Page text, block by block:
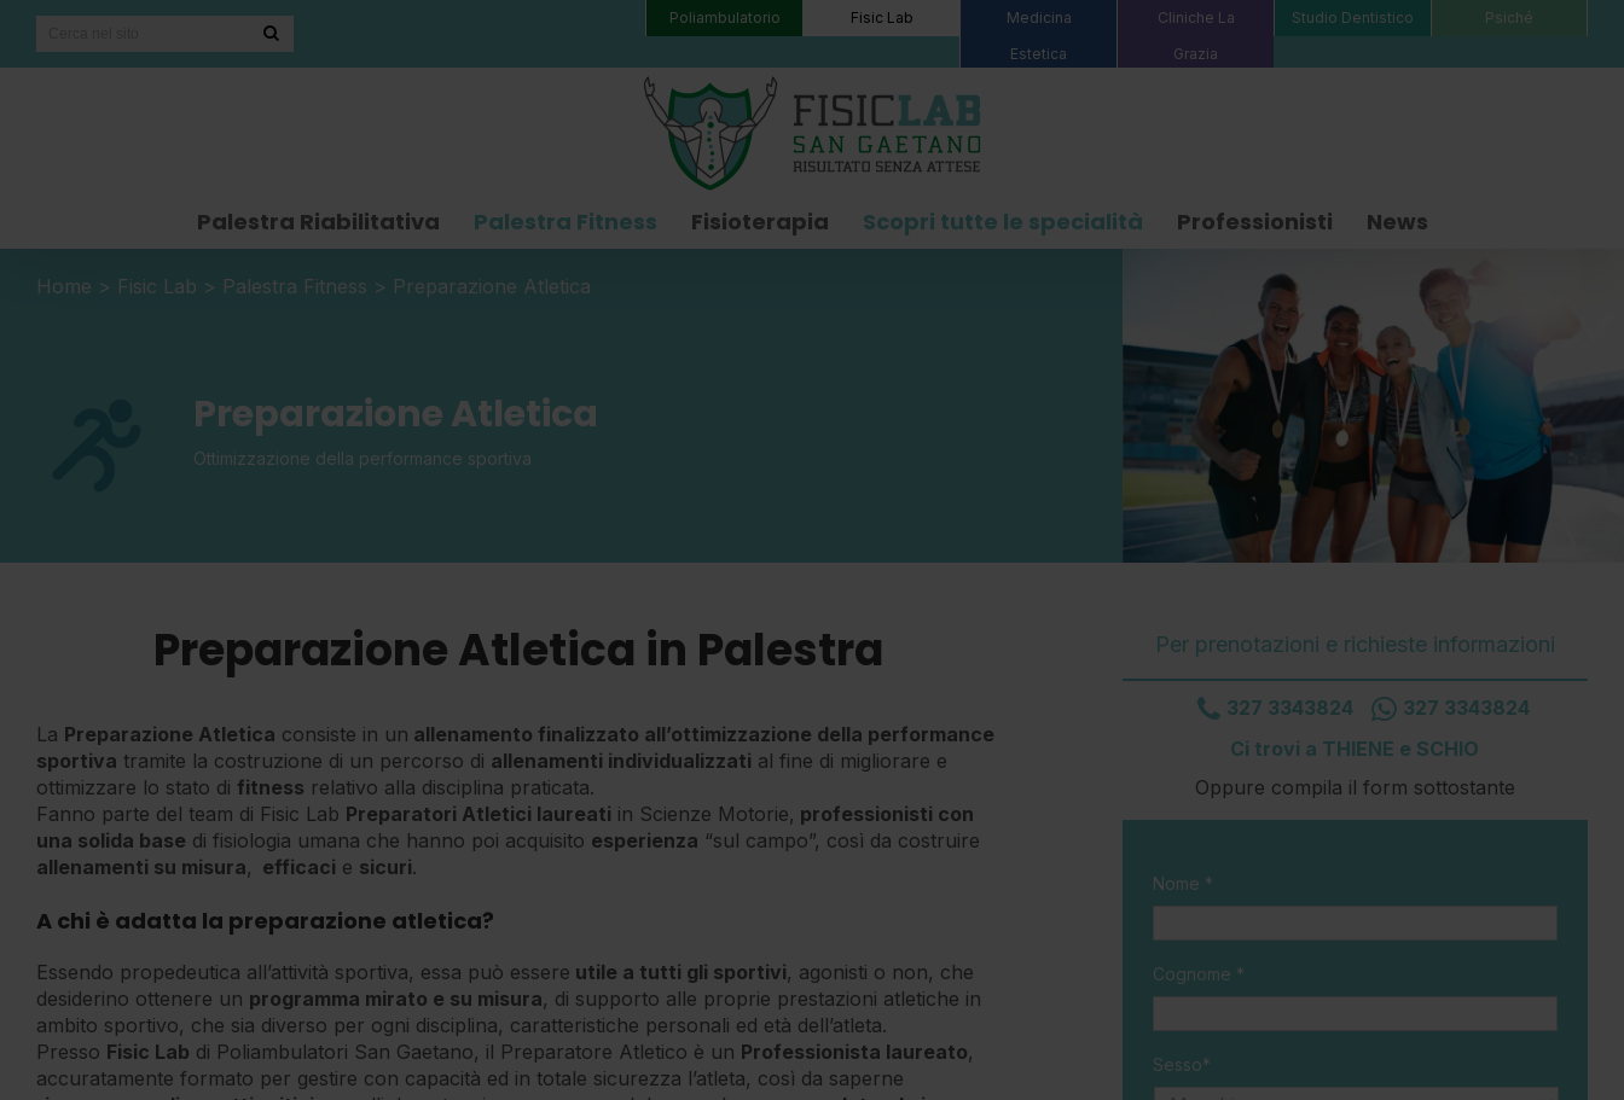
Poliambulatorio Fisic Lab
Medicina
Estetica
Cliniche La
Grazia
Studio Dentistico Psiché
Palestra Riabilitativa Palestra Fitness Fisioterapia Scopri tutte le specialità Professionisti News
Home > Fisic Lab > Palestra Fitness > Preparazione Atletica
Preparazione Atletica
Ottimizzazione della performance sportiva
Preparazione Atletica in Palestra
La Preparazione Atletica consiste in un allenamento finalizzato all’ottimizzazione della performance
sportiva tramite la costruzione di un percorso di allenamenti individualizzati al fine di migliorare e
ottimizzare lo stato di fitness relativo alla disciplina praticata.
Fanno parte del team di Fisic Lab Preparatori Atletici laureati in Scienze Motorie, professionisti con
una solida base di fisiologia umana che hanno poi acquisito esperienza “sul campo”, così da costruire
allenamenti su misura, efficaci e sicuri.
A chi è adatta la preparazione atletica?
Essendo propedeutica all’attività sportiva, essa può essere utile a tutti gli sportivi, agonisti o non, che
desiderino ottenere un programma mirato e su misura, di supporto alle proprie prestazioni atletiche in
ambito sportivo, che sia diverso per ogni disciplina, caratteristiche personali ed età dell’atleta.
Presso Fisic Lab di Poliambulatori San Gaetano, il Preparatore Atletico è un Professionista laureato,
accuratamente formato per gestire con capacità ed in totale sicurezza l’atleta, così da saperne
Per prenotazioni e richieste informazioni
327 3343824
327 3343824
Ci trovi a THIENE e SCHIO
Oppure compila il form sottostante
Nome *
Cognome *
Sesso*